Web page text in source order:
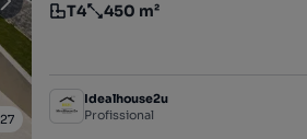
27
Tipologia
T4
Preço por metro quadrado
450 m²
Idealhouse2u
Profissional